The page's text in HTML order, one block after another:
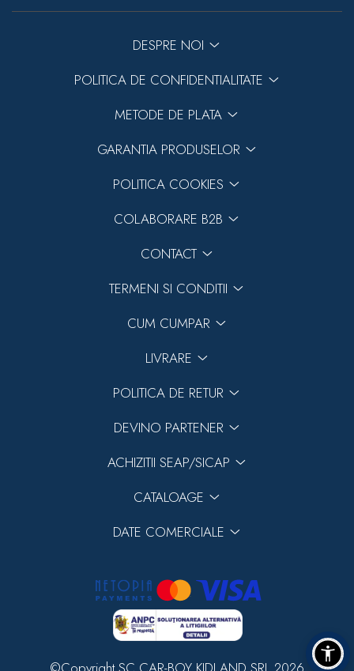
DESPRE NOI
POLITICA DE CONFIDENTIALITATE
METODE DE PLATA
GARANTIA PRODUSELOR
POLITICA COOKIES
COLABORARE B2B
CONTACT
TERMENI SI CONDITII
CUM CUMPAR
LIVRARE
POLITICA DE RETUR
DEVINO PARTENER
ACHIZITII SEAP/SICAP
CATALOAGE
DATE COMERCIALE